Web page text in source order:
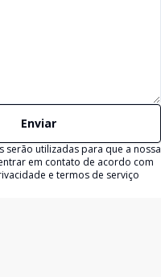
Enviar
serão utilizadas para que a nossa
em contato de acordo com
e termos de serviço